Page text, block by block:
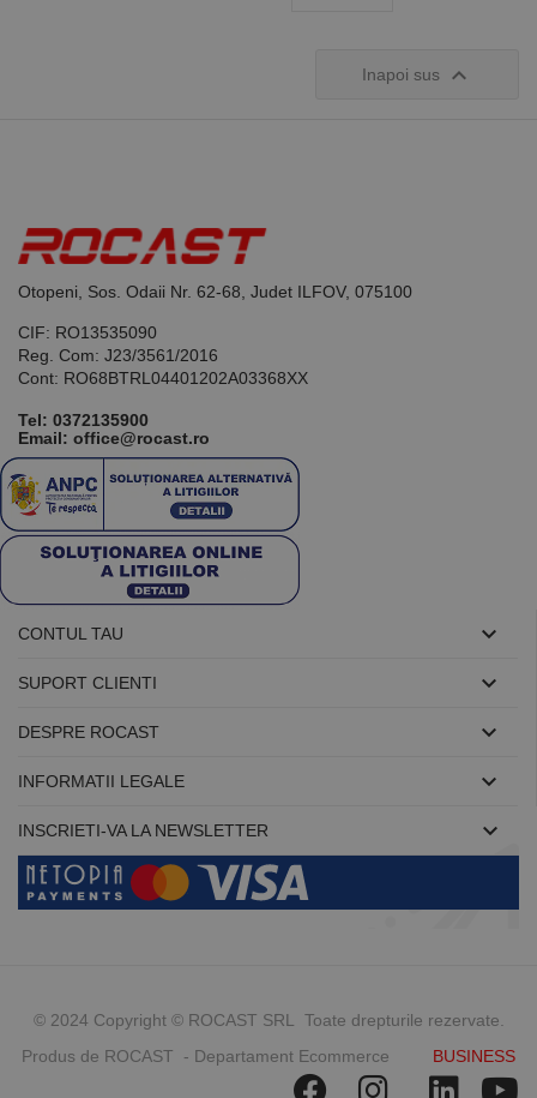
Inapoi sus 
Otopeni, Sos. Odaii Nr. 62-68, Judet ILFOV, 075100
CIF: RO13535090
Reg. Com: J23/3561/2016
Cont: RO68BTRL04401202A03368XX
Tel: 0372135900
Email: office@rocast.ro
CONTUL TAU 
SUPORT CLIENTI 
DESPRE ROCAST 
INFORMATII LEGALE 
INSCRIETI-VA LA NEWSLETTER 
© 2024 Copyright © ROCAST SRL Toate drepturile rezervate.
Produs de ROCAST - Departament Ecommerce BUSINESS